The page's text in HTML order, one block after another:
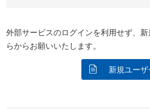
外部サービスのログインを利用せず、
らからお願いいたします。
新規ユー